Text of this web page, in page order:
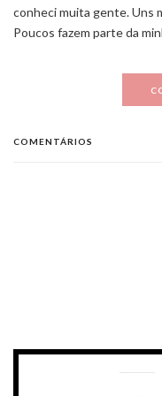
conheci muita gente. Uns
Poucos fazem parte da
COMENTÁRIOS